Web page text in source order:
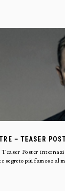
– TEASER
Poster
segreto più famoso al